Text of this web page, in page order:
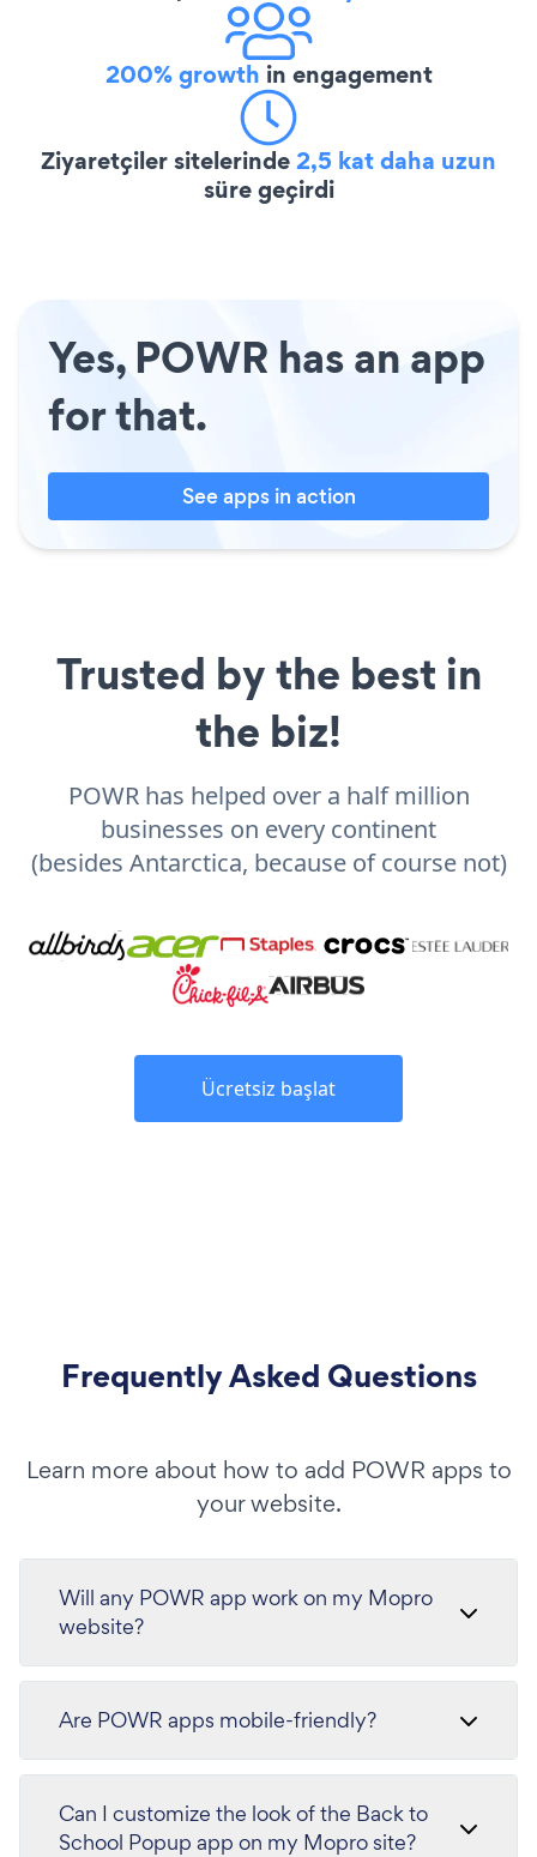
200% growth in engagement
Ziyaretçiler sitelerinde2,5 kat daha uzun
süre geçirdi
Yes, POWR has an app
for that.
See apps in action
Trusted by the best in
the biz!
POWR has helped over a half million
businesses on every continent
(besides Antarctica, because of course not)
Ücretsiz başlat
Frequently Asked Questions
Learn more about how to add POWR apps to
your website.
Will any POWR app work on my Mopro
website?
Are POWR apps mobile-friendly?
Can I customize the look of the Back to
School Popup app on my Mopro site?